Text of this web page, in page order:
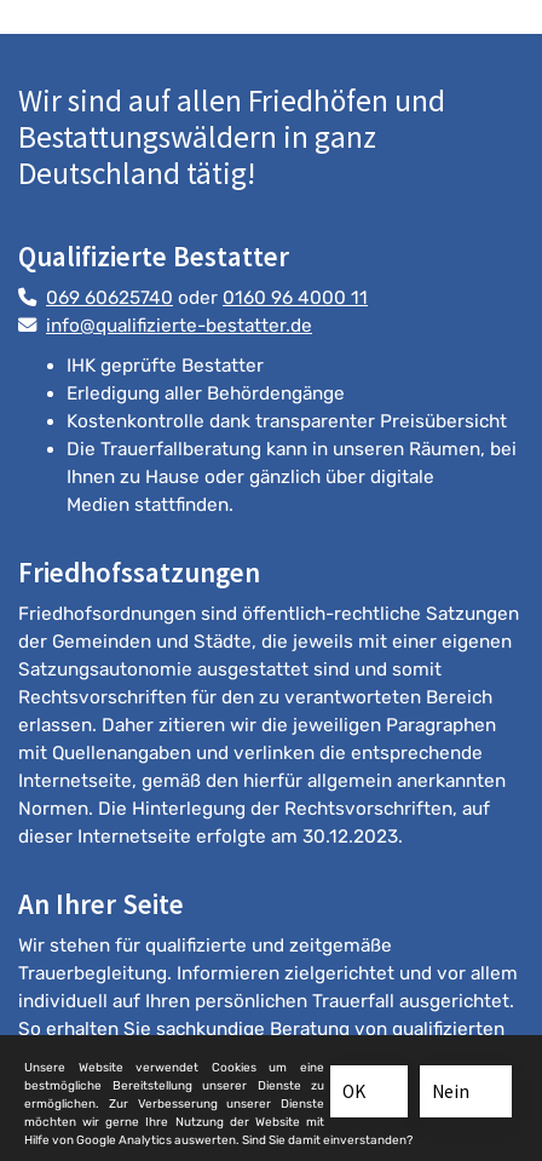
Wir sind auf allen Friedhöfen und
Bestattungswäldern in ganz
Deutschland tätig!
Qualifizierte Bestatter
069 60625740 oder 0160 96 4000 11
info@qualifizierte-bestatter.de
IHK geprüfte Bestatter
Erledigung aller Behördengänge
Kostenkontrolle dank transparenter Preisübersicht
Die Trauerfallberatung kann in unseren Räumen, bei
Ihnen zu Hause oder gänzlich über digitale
Medien stattfinden.
Friedhofssatzungen
Friedhofsordnungen sind öffentlich-rechtliche Satzungen
der Gemeinden und Städte, die jeweils mit einer eigenen
Satzungsautonomie ausgestattet sind und somit
Rechtsvorschriften für den zu verantworteten Bereich
erlassen. Daher zitieren wir die jeweiligen Paragraphen
mit Quellenangaben und verlinken die entsprechende
Internetseite, gemäß den hierfür allgemein anerkannten
Normen. Die Hinterlegung der Rechtsvorschriften, auf
dieser Internetseite erfolgte am 30.12.2023.
An Ihrer Seite
Wir stehen für qualifizierte und zeitgemäße
Trauerbegleitung. Informieren zielgerichtet und vor allem
individuell auf Ihren persönlichen Trauerfall ausgerichtet.
So erhalten Sie sachkundige Beratung von qualifizierten
Nein
OK
Unsere Website verwendet Cookies um eine
bestmögliche Bereitstellung unserer Dienste zu
ermöglichen. Zur Verbesserung unserer Dienste
möchten wir gerne Ihre Nutzung der Website mit
Hilfe von Google Analytics auswerten. Sind Sie damit einverstanden?